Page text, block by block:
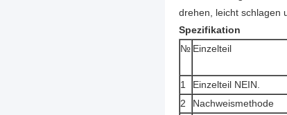
drehen, leicht schlagen
Spezifikation
№ Einzelteil
1
Einzelteil NEIN.
2
Nachweismethode